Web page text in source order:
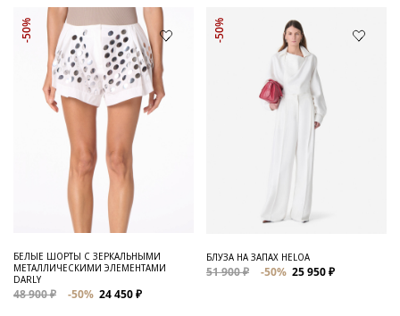
-50%
БЕЛЫЕ ШОРТЫ С ЗЕРКАЛЬНЫМИ
МЕТАЛЛИЧЕСКИМИ ЭЛЕМЕНТАМИ
DARLY
48 900 ₽ -50% 24 450 ₽
-50%
БЛУЗА НА ЗАПАХ HELOA
51 900 ₽ -50% 25 950 ₽